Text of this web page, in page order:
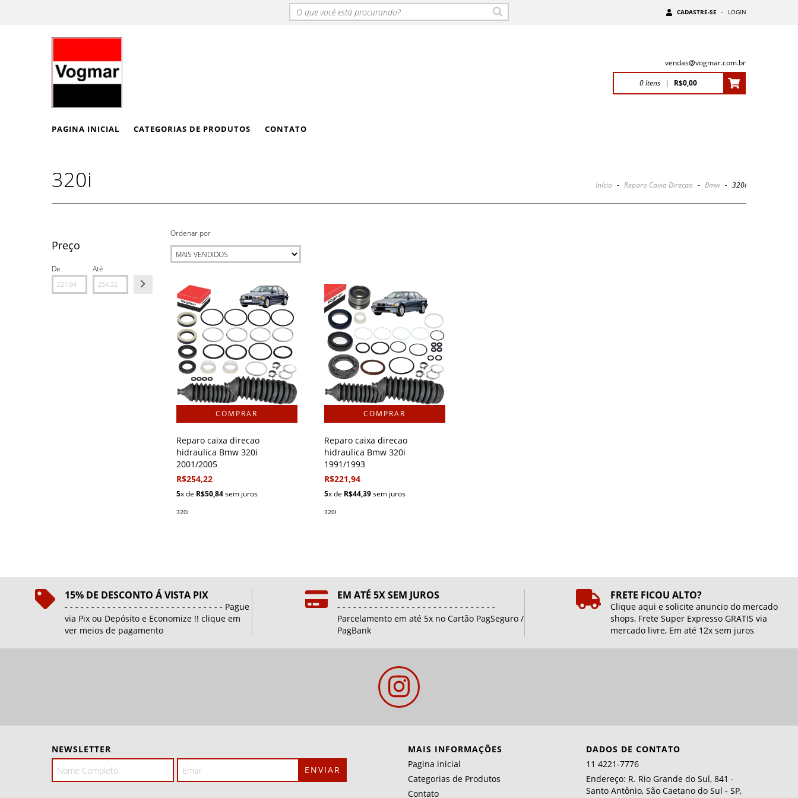
CADASTRE-SE - LOGIN
vendas@vogmar.com.br
0Itens | R$0,00
PAGINA INICIAL CATEGORIAS DE PRODUTOS CONTATO
320i Início - Reparo Caixa Direcao - Bmw - 320i
Preço
De Até
Ordenar por
Reparo caixa direcao
hidraulica Bmw 320i
2001/2005
R$254,22
5x de R$50,84sem juros
320I
Reparo caixa direcao
hidraulica Bmw 320i
1991/1993
R$221,94
5x de R$44,39sem juros
320I
15% DE DESCONTO Á VISTA PIX
- - - - - - - - - - - - - - - - - - - - - - - - - - - - - - Pague
via Pix ou Depósito e Economize !! clique em
ver meios de pagamento
EM ATÉ 5X SEM JUROS
- - - - - - - - - - - - - - - - - - - - - - - - - - - - - -
Parcelamento em até 5x no Cartão PagSeguro /
PagBank
FRETE FICOU ALTO?
Clique aqui e solicite anuncio do mercado
shops, Frete Super Expresso GRATIS via
mercado livre, Em até 12x sem juros
NEWSLETTER
MAIS INFORMAÇÕES
Pagina inicial
Categorias de Produtos
Contato
DADOS DE CONTATO
11 4221-7776
Endereço: R. Rio Grande do Sul, 841 -
Santo Antônio, São Caetano do Sul - SP,